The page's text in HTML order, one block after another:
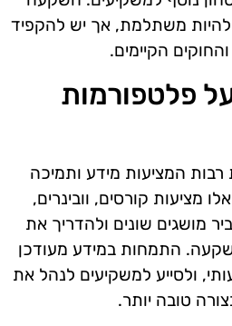
להיות משתלמת, אך יש להקפיד
הקיימים.
פלטפורמות
רבות המציעות מידע ותמיכה
מציעות קורסים, וובינרים,
מושגים שונים ולהדריך את
התמחות במידע מעודכן
ולסייע למשקיעים לנהל את
טובה יותר.